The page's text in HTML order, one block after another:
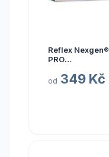
Reflex Nexgen®
PRO
NEW, 90 kapslí
od 349 Kč